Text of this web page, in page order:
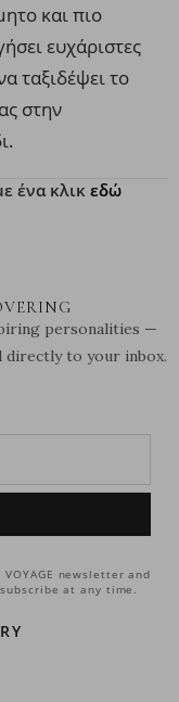
και πιο
ευχάριστες
ταξιδέψει το
στην
ένα κλικ εδώ
personalities —
directly to your inbox.
newsletter and
at any time.